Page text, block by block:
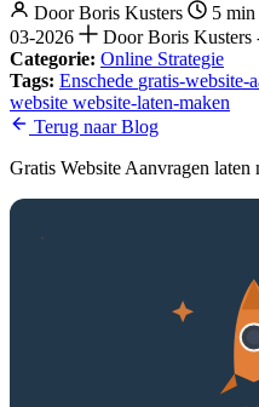
DoorBoris Kusters 5 min
03-2026
Door Boris Kusters
Categorie: Online Strategie
Tags: Enschede gratis-website-
website website-laten-maken
Terug naar Blog
Gratis Website Aanvragen laten